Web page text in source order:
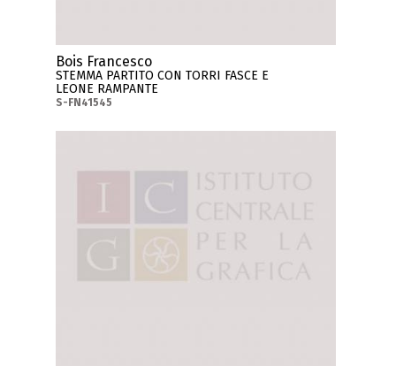
Bois Francesco
STEMMA PARTITO CON TORRI FASCE E
LEONE RAMPANTE
S-FN41545